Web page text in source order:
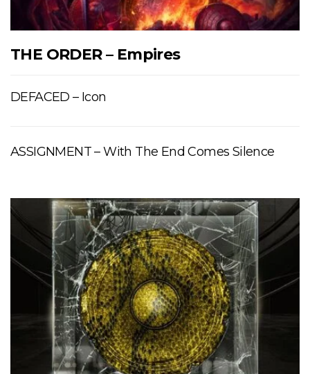
THE ORDER – Empires
DEFACED – Icon
ASSIGNMENT – With The End Comes Silence